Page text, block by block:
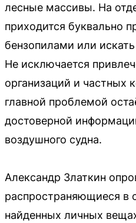
лесные массивы. На
приходится буквально
бензопилами или
Не исключается
организаций и частных
главной проблемой
достоверной
воздушного судна.
Александр Златкин
распространяющиеся в
найденных личных